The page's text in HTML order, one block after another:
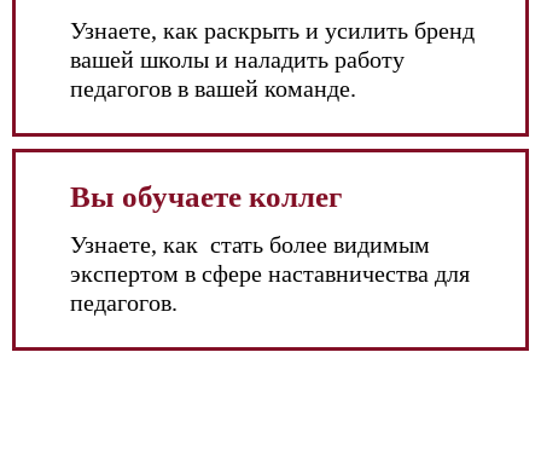
Узнаете, как раскрыть и усилить бренд
вашей школы и наладить работу
педагогов в вашей команде.
Вы обучаете коллег
Узнаете, как стать более видимым
экспертом в сфере наставничества для
педагогов.